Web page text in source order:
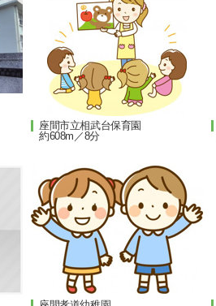
座間市立相武台保育園
約608m／8分